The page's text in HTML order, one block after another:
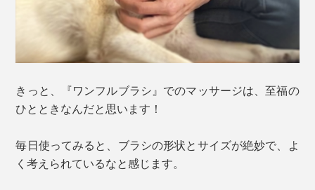
きっと、『ワンフルブラシ』でのマッサージは、至福の
ひとときなんだと思います！
毎日使ってみると、ブラシの形状とサイズが絶妙で、よ
く考えられているなと感じます。